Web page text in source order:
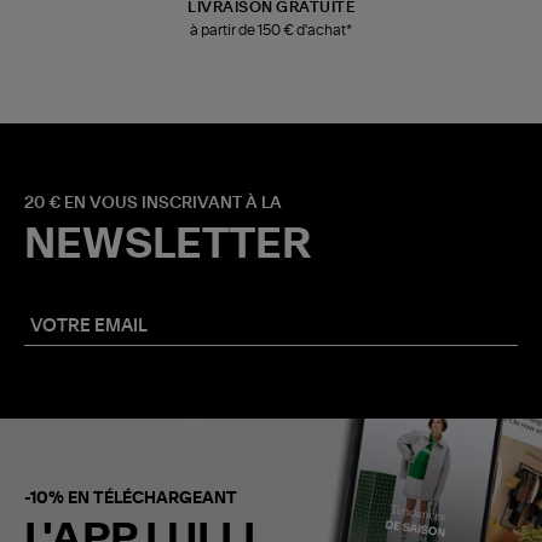
LIVRAISON GRATUITE
à partir de 150 € d'achat*
20 € EN VOUS INSCRIVANT À LA
NEWSLETTER
-10% EN TÉLÉCHARGEANT